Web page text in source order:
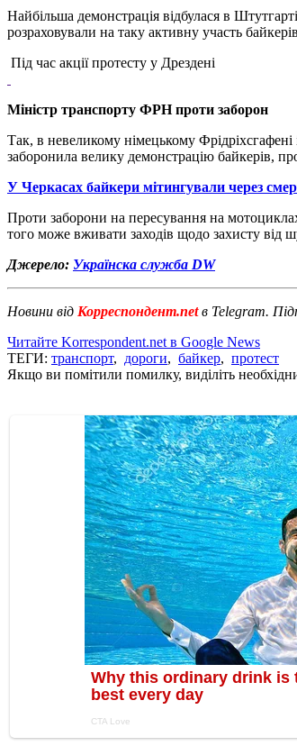
Найбільша демонстрація відбулася в
розраховували на таку активну участь
Під час акції протесту у Дрездені
Міністр транспорту ФРН проти заборон
Так, в невеликому німецькому Фрідріхсгафені
заборонила велику демонстрацію байкерів,
У Черкасах байкери мітингували через
Проти заборони на пересування на
того може вживати заходів щодо захисту від
Джерело: Українска служба DW
Новини від Корреспондент.netв Telegram.
Читайте Korrespondent.net в Google News
ТЕГИ: транспорт, дороги, байкер, протест
Якщо ви помітили помилку, виділіть